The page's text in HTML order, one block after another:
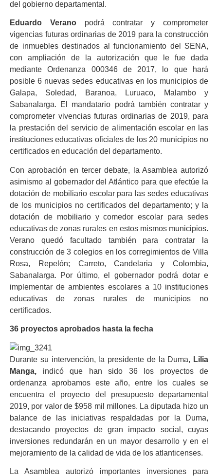
del gobierno departamental.
Eduardo Veranopodrá contratar y comprometer
vigencias futuras ordinarias de 2019 para la construcción
de inmuebles destinados al funcionamiento del SENA,
con ampliación de la autorización que le fue dada
mediante Ordenanza 000346 de 2017, lo que hará
posible 6 nuevas sedes educativas en los municipios de
Galapa, Soledad, Baranoa, Luruaco, Malambo y
Sabanalarga. El mandatario podrá también contratar y
comprometer vivencias futuras ordinarias de 2019, para
la prestación del servicio de alimentación escolar en las
instituciones educativas oficiales de los 20 municipios no
certificados en educación del departamento.
Con aprobación en tercer debate, la Asamblea autorizó
asimismo al gobernador del Atlántico para que efectúe la
dotación de mobiliario escolar para las sedes educativas
de los municipios no certificados del departamento; y la
dotación de mobiliario y comedor escolar para sedes
educativas de zonas rurales en estos mismos municipios.
Verano quedó facultado también para contratar la
construcción de 3 colegios en los corregimientos de Villa
Rosa, Repelón; Carreto, Candelaria y Colombia,
Sabanalarga. Por último, el gobernador podrá dotar e
implementar de ambientes escolares a 10 instituciones
educativas de zonas rurales de municipios no
certificados.
36 proyectos aprobados hasta la fecha
Durante su intervención, la presidente de la Duma, Lilia
Manga, indicó que han sido 36 los proyectos de
ordenanza aprobamos este año, entre los cuales se
encuentra el proyecto del presupuesto departamental
2019, por valor de $958 mil millones. La diputada hizo un
balance de las iniciativas respaldadas por la Duma,
destacando proyectos de gran impacto social, cuyas
inversiones redundarán en un mayor desarrollo y en el
mejoramiento de la calidad de vida de los atlanticenses.
La Asamblea autorizó importantes inversiones para